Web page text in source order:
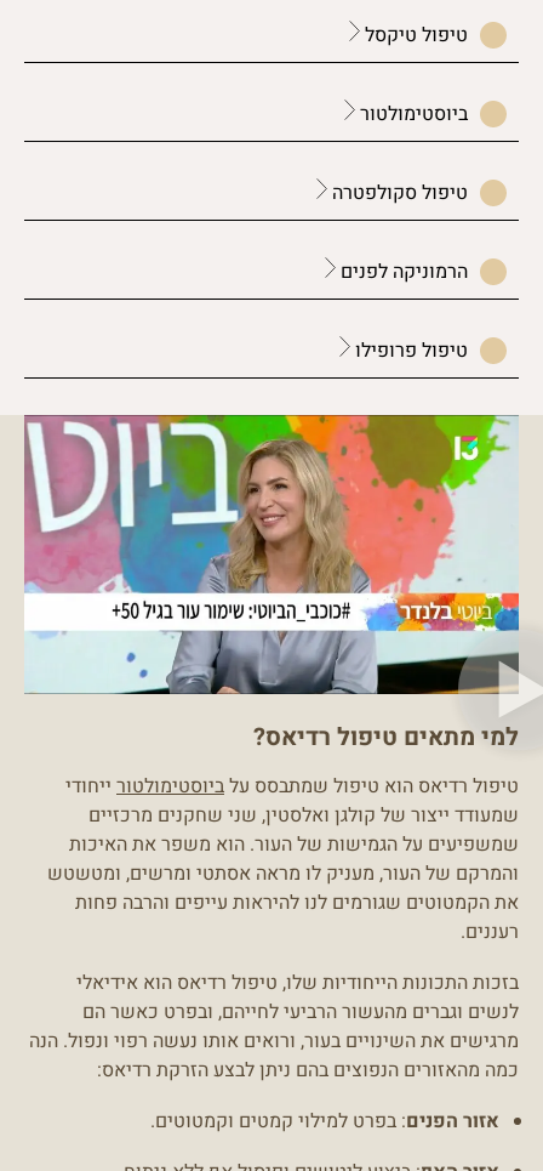
טיפול טיקסל
ביוסטימולטור
טיפול סקולפטרה
הרמוניקה לפנים
טיפול פרופילו
למי מתאים טיפול רדיאס?
טיפול רדיאס הוא טיפול שמתבסס עלביוסטימולטור ייחודי
שמעודד ייצור של קולגן ואלסטין, שני שחקנים מרכזיים
שמשפיעים על הגמישות של העור. הוא משפר את האיכות
והמרקם של העור, מעניק לו מראה אסתטי ומרשים, ומטשטש
את הקמטוטים שגורמים לנו להיראות עייפים והרבה פחות
רעננים.
בזכות התכונות הייחודיות שלו, טיפול רדיאס הוא אידיאלי
לנשים וגברים מהעשור הרביעי לחייהם, ובפרט כאשר הם
מרגישים את השינויים בעור, ורואים אותו נעשה רפוי ונפול. הנה
כמה מהאזורים הנפוצים בהם ניתן לבצע הזרקת רדיאס:
אזור הפנים: בפרט למילוי קמטים וקמטוטים.